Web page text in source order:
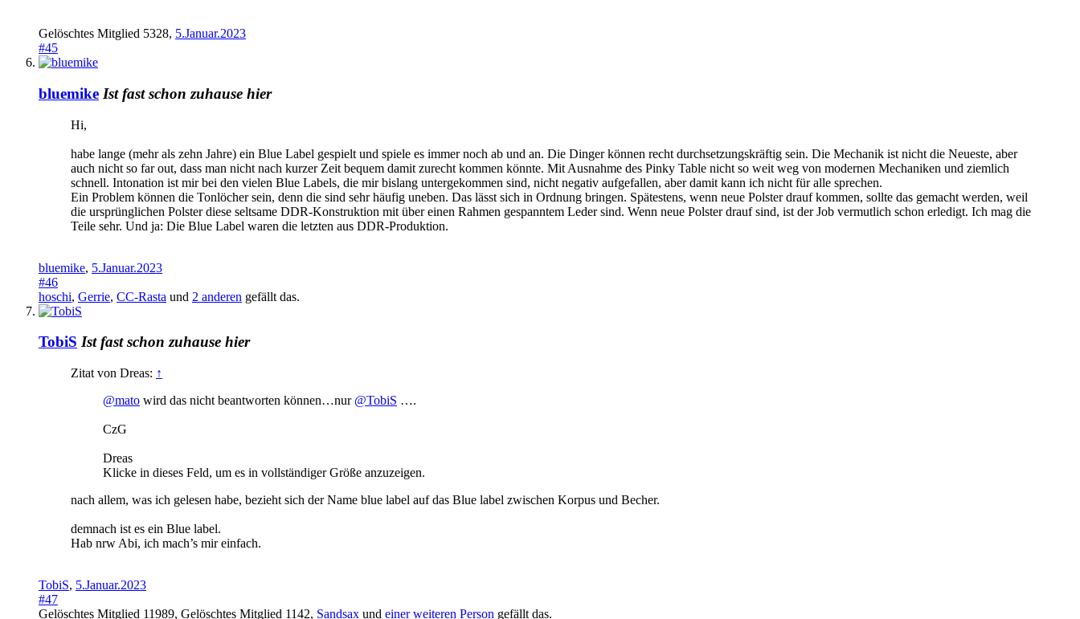
Gelöschtes Mitglied 5328, 5.Januar.2023
#45
bluemike Ist fast schon zuhause hier
Hi,
habe lange (mehr als zehn Jahre) ein Blue Label gespielt und spiele es immer noch ab und an. Die Dinger können recht durchsetzungskräftig sein. Die Mechanik ist nicht die Neueste, aber
auch nicht so far out, dass man nicht nach kurzer Zeit bequem damit zurecht kommen könnte. Mit Ausnahme des Pinky Table nicht so weit weg von modernen Mechaniken und ziemlich
schnell. Intonation ist mir bei den vielen Blue Labels, die mir bislang untergekommen sind, nicht negativ aufgefallen, aber damit kann ich nicht für alle sprechen.
Ein Problem können die Tonlöcher sein, denn die sind sehr häufig uneben. Das lässt sich in Ordnung bringen. Spätestens, wenn neue Polster drauf kommen, sollte das gemacht werden, weil
die ursprünglichen Polster diese seltsame DDR-Konstruktion mit über einen Rahmen gespanntem Leder sind. Wenn neue Polster drauf sind, ist der Job vermutlich schon erledigt. Ich mag die
Teile sehr. Und ja: Die Blue Label waren die letzten aus DDR-Produktion.
bluemike, 5.Januar.2023
#46
hoschi, Gerrie, CC-Rasta und 2 anderen gefällt das.
TobiS Ist fast schon zuhause hier
Zitat von Dreas: ↑
@mato wird das nicht beantworten können…nur @TobiS ….
CzG
Dreas
Klicke in dieses Feld, um es in vollständiger Größe anzuzeigen.
nach allem, was ich gelesen habe, bezieht sich der Name blue label auf das Blue label zwischen Korpus und Becher.
demnach ist es ein Blue label.
Hab nrw Abi, ich mach’s mir einfach.
TobiS, 5.Januar.2023
#47
Gelöschtes Mitglied 11989, Gelöschtes Mitglied 1142, Sandsax und einer weiteren Person gefällt das.